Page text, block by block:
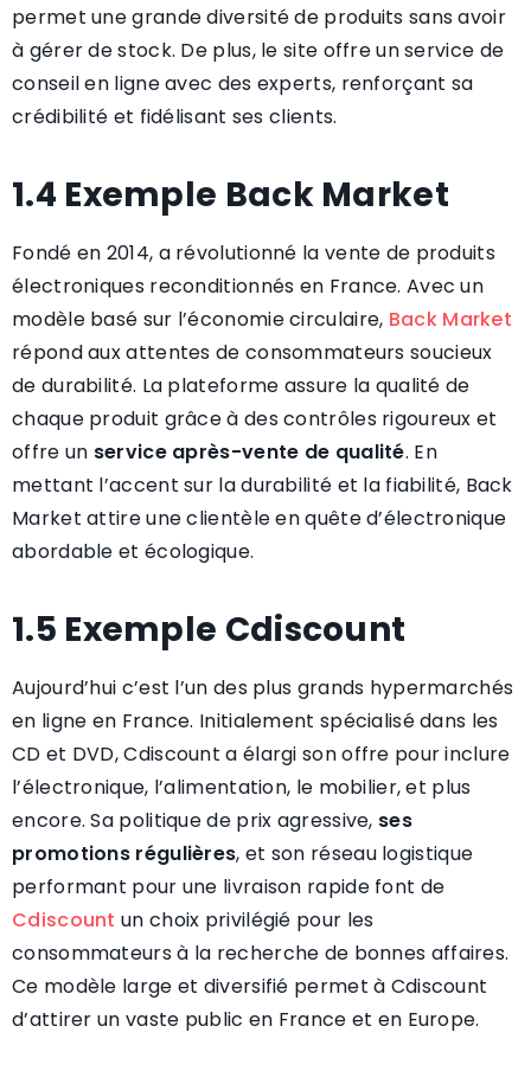
permet une grande diversité de produits sans avoir
à gérer de stock. De plus, le site offre un service de
conseil en ligne avec des experts, renforçant sa
crédibilité et fidélisant ses clients.
1.4 Exemple Back Market
Fondé en 2014, a révolutionné la vente de produits
électroniques reconditionnés en France. Avec un
modèle basé sur l’économie circulaire, Back Market
répond aux attentes de consommateurs soucieux
de durabilité. La plateforme assure la qualité de
chaque produit grâce à des contrôles rigoureux et
offre un service après-vente de qualité. En
mettant l’accent sur la durabilité et la fiabilité, Back
Market attire une clientèle en quête d’électronique
abordable et écologique.
1.5 Exemple Cdiscount
Aujourd’hui c’est l’un des plus grands hypermarchés
en ligne en France. Initialement spécialisé dans les
CD et DVD, Cdiscount a élargi son offre pour inclure
l’électronique, l’alimentation, le mobilier, et plus
encore. Sa politique de prix agressive, ses
promotions régulières, et son réseau logistique
performant pour une livraison rapide font de
Cdiscount un choix privilégié pour les
consommateurs à la recherche de bonnes affaires.
Ce modèle large et diversifié permet à Cdiscount
d’attirer un vaste public en France et en Europe.